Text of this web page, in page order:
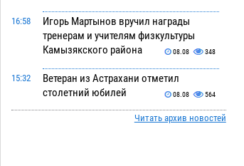
16:58
Игорь Мартынов вручил награды
тренерам и учителям физкультуры
Камызякского района
08.08 348
15:32
Ветеран из Астрахани отметил
столетний юбилей
08.08 564
Погибший на Донбассе волонтер из
Читать архив новостей